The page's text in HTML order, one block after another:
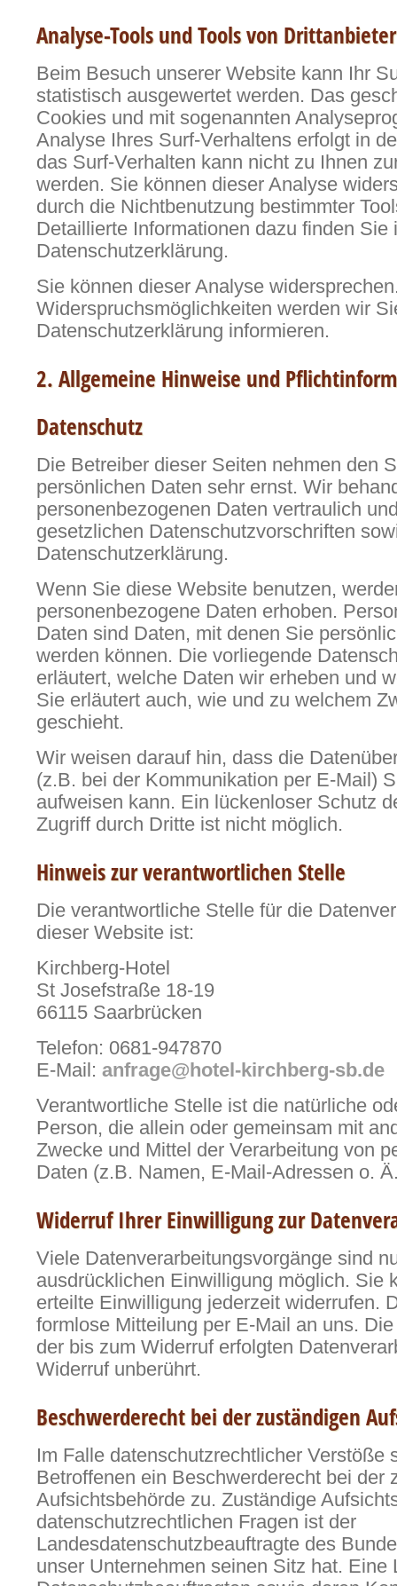
Analyse-Tools und Tools von
Beim Besuch unserer Website kann Ihr
statistisch ausgewertet werden. Das
Cookies und mit sogenannten
Analyse Ihres Surf-Verhaltens erfolgt in
das Surf-Verhalten kann nicht zu Ihnen
werden. Sie können dieser Analyse
durch die Nichtbenutzung bestimmter
Detaillierte Informationen dazu finden Sie
Datenschutzerklärung.
Sie können dieser Analyse
Widerspruchsmöglichkeiten werden wir
Datenschutzerklärung informieren.
2. Allgemeine Hinweise und
Datenschutz
Die Betreiber dieser Seiten nehmen den
persönlichen Daten sehr ernst. Wir
personenbezogenen Daten vertraulich
gesetzlichen Datenschutzvorschriften
Datenschutzerklärung.
Wenn Sie diese Website benutzen,
personenbezogene Daten erhoben.
Daten sind Daten, mit denen Sie
werden können. Die vorliegende
erläutert, welche Daten wir erheben und
Sie erläutert auch, wie und zu welchem
geschieht.
Wir weisen darauf hin, dass die
(z.B. bei der Kommunikation per E-Mail)
aufweisen kann. Ein lückenloser Schutz
Zugriff durch Dritte ist nicht möglich.
Hinweis zur verantwortlichen Stelle
Die verantwortliche Stelle für die
dieser Website ist:
Kirchberg-Hotel
St Josefstraße 18-19
66115 Saarbrücken
Telefon: 0681-947870
E-Mail: anfrage@hotel-kirchberg-sb.de
Verantwortliche Stelle ist die natürliche
Person, die allein oder gemeinsam mit
Zwecke und Mittel der Verarbeitung von
Daten (z.B. Namen, E-Mail-Adressen o.
Widerruf Ihrer Einwilligung zur
Viele Datenverarbeitungsvorgänge sind
ausdrücklichen Einwilligung möglich. Sie
erteilte Einwilligung jederzeit widerrufen.
formlose Mitteilung per E-Mail an uns.
der bis zum Widerruf erfolgten
Widerruf unberührt.
Beschwerderecht bei der zuständigen
Im Falle datenschutzrechtlicher Verstöße
Betroffenen ein Beschwerderecht bei der
Aufsichtsbehörde zu. Zuständige
datenschutzrechtlichen Fragen ist der
Landesdatenschutzbeauftragte des
unser Unternehmen seinen Sitz hat. Eine